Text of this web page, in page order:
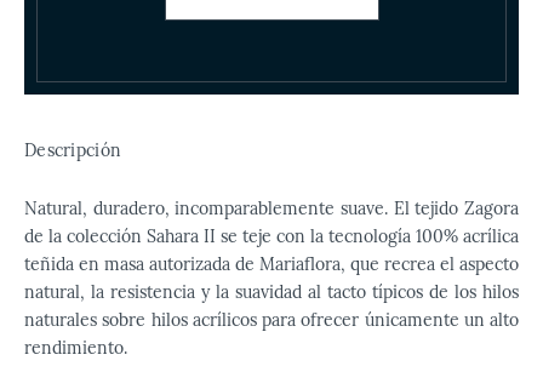
Descripción
Natural, duradero, incomparablemente suave. El tejido Zagora
de la colección Sahara II se teje con la tecnología 100% acrílica
teñida en masa autorizada de Mariaflora, que recrea el aspecto
natural, la resistencia y la suavidad al tacto típicos de los hilos
naturales sobre hilos acrílicos para ofrecer únicamente un alto
rendimiento.